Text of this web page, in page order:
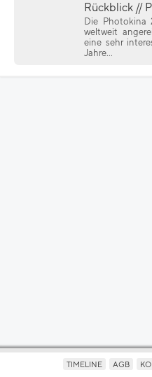
Rückblick //
Die Photokina
weltweit
eine sehr
Jahre...
TIMELINE AGB